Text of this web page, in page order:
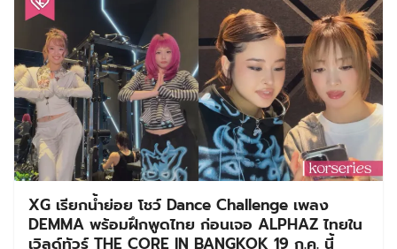
XG เรียกน้ำย่อย โชว์ Dance Challenge เพลง
DEMMA พร้อมฝึกพูดไทย ก่อนเจอ ALPHAZ ไทยใน
เวิลด์ทัวร์ THE CORE IN BANGKOK 19 ก.ค. นี้